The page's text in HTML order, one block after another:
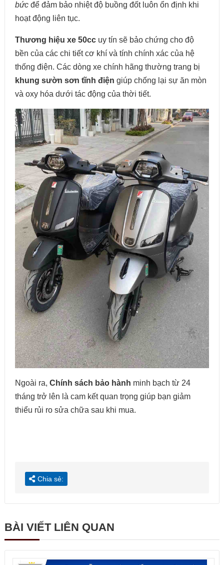
bứcđể đảm bảo nhiệt độ buồng đốt luôn ổn định khi
hoạt động liên tục.
Thương hiệu xe 50ccuy tín sẽ bảo chứng cho độ
bền của các chi tiết cơ khí và tính chính xác của hệ
thống điện. Các dòng xe chính hãng thường trang bị
khung sườn sơn tĩnh điện giúp chống lại sự ăn mòn
và oxy hóa dưới tác động của thời tiết.
Ngoài ra, Chính sách bảo hành minh bạch từ 24
tháng trở lên là cam kết quan trọng giúp bạn giảm
thiểu rủi ro sửa chữa sau khi mua.
Chia sẻ:
BÀI VIẾT LIÊN QUAN